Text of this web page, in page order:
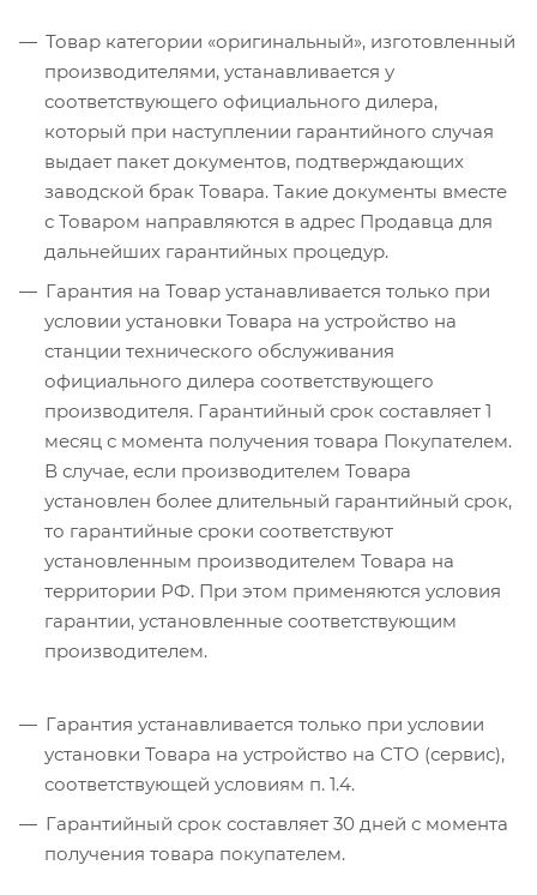
Товар категории «оригинальный», изготовленный
производителями, устанавливается у
соответствующего официального дилера,
который при наступлении гарантийного случая
выдает пакет документов, подтверждающих
заводской брак Товара. Такие документы вместе
с Товаром направляются в адрес Продавца для
дальнейших гарантийных процедур.
Гарантия на Товар устанавливается только при
условии установки Товара на устройство на
станции технического обслуживания
официального дилера соответствующего
производителя. Гарантийный срок составляет 1
месяц с момента получения товара Покупателем.
В случае, если производителем Товара
установлен более длительный гарантийный срок,
то гарантийные сроки соответствуют
установленным производителем Товара на
территории РФ. При этом применяются условия
гарантии, установленные соответствующим
производителем.
Гарантия устанавливается только при условии
установки Товара на устройство на СТО (сервис),
соответствующей условиям п. 1.4.
Гарантийный срок составляет 30 дней с момента
получения товара покупателем.